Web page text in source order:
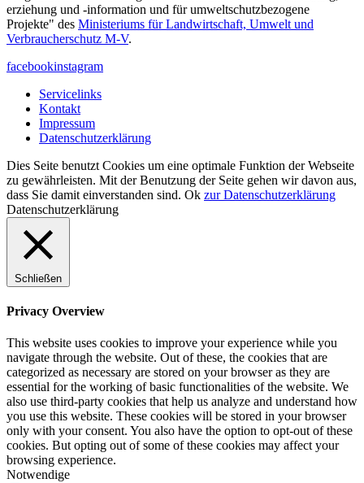
erziehung und -information und für umweltschutzbezogene
Projekte" des Ministeriums für Landwirtschaft, Umwelt und
Verbraucherschutz M-V.
facebookinstagram
Servicelinks
Kontakt
Impressum
Datenschutzerklärung
Dies Seite benutzt Cookies um eine optimale Funktion der Webseite
zu gewährleisten. Mit der Benutzung der Seite gehen wir davon aus,
dass Sie damit einverstanden sind. Ok zur Datenschutzerklärung
Datenschutzerklärung
Schließen
Privacy Overview
This website uses cookies to improve your experience while you
navigate through the website. Out of these, the cookies that are
categorized as necessary are stored on your browser as they are
essential for the working of basic functionalities of the website. We
also use third-party cookies that help us analyze and understand how
you use this website. These cookies will be stored in your browser
only with your consent. You also have the option to opt-out of these
cookies. But opting out of some of these cookies may affect your
browsing experience.
Notwendige